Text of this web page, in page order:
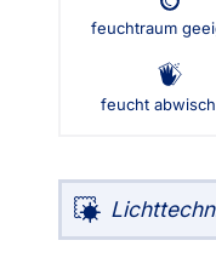
feuchtraum
feucht